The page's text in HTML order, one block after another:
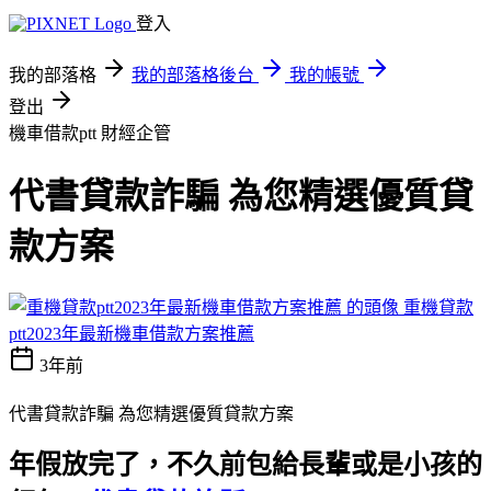
登入
我的部落格 我的部落格後台
我的帳號
登出
機車借款ptt 財經企管
代書貸款詐騙 為您精選優質貸
款方案
重機貸款
ptt2023年最新機車借款方案推薦
3年前
代書貸款詐騙 為您精選優質貸款方案
年假放完了，不久前包給長輩或是小孩的